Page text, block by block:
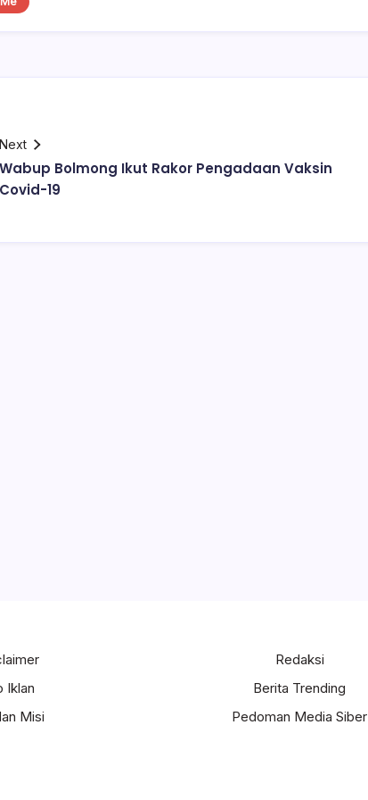
Next
Wabup Bolmong Ikut Rakor Pengadaan Vaksin
Covid-19
Iklan
Misi
Redaksi
Berita Trending
Pedoman Media Siber